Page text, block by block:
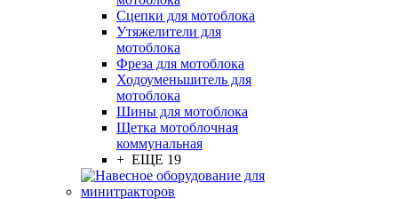
Сцепки для мотоблока
Утяжелители для
мотоблока
Фреза для мотоблока
Ходоуменьшитель для
мотоблока
Шины для мотоблока
Щетка мотоблочная
коммунальная
+ ЕЩЕ 19